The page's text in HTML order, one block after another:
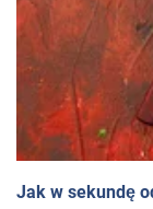
Jak w sekundę